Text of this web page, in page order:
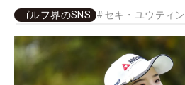
ゴルフ界のSNS #セキ・ユウティン